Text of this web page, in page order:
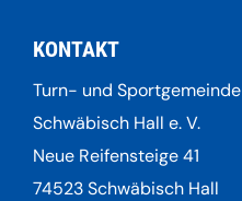
KONTAKT
Turn- und Sportgemeinde
Schwäbisch Hall e. V.
Neue Reifensteige 41
74523 Schwäbisch Hall